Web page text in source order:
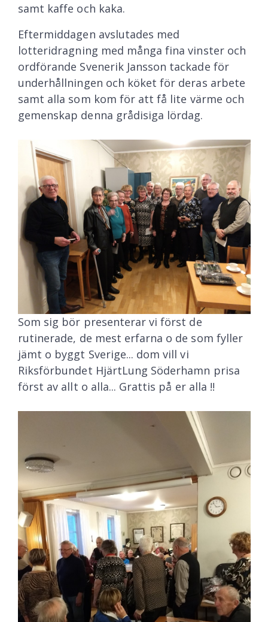
samt kaffe och kaka.
Eftermiddagen avslutades med
lotteridragning med många fina vinster och
ordförande Svenerik Jansson tackade för
underhållningen och köket för deras arbete
samt alla som kom för att få lite värme och
gemenskap denna grådisiga lördag.
Som sig bör presenterar vi först de
rutinerade, de mest erfarna o de som fyller
jämt o byggt Sverige... dom vill vi
Riksförbundet HjärtLung Söderhamn prisa
först av allt o alla... Grattis på er alla !!